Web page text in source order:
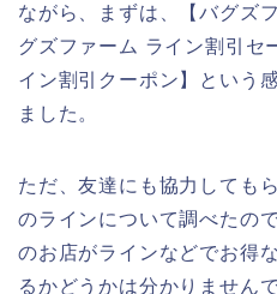
ながら、まずは、【バグズ
グズファーム ライン割引セ
イン割引クーポン】という
ました。
ただ、友達にも協力しても
のラインについて調べたの
のお店がラインなどでお得
るかどうかは分かりませんで